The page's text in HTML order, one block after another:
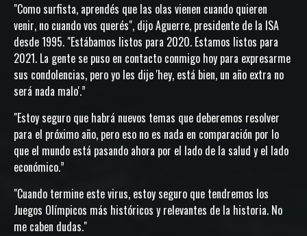
"Como surfista, aprendés que las olas vienen cuando quieren
venir, no cuando vos querés", dijo Aguerre, presidente de la ISA
desde 1995. "Estábamos listos para 2020. Estamos listos para
2021. La gente se puso en contacto conmigo hoy para expresarme
sus condolencias, pero yo les dije 'hey, está bien, un año extra no
será nada malo'.”
"Estoy seguro que habrá nuevos temas que deberemos resolver
para el próximo año, pero eso no es nada en comparación por lo
que el mundo está pasando ahora por el lado de la salud y el lado
económico.”
"Cuando termine este virus, estoy seguro que tendremos los
Juegos Olímpicos más históricos y relevantes de la historia. No
me caben dudas."